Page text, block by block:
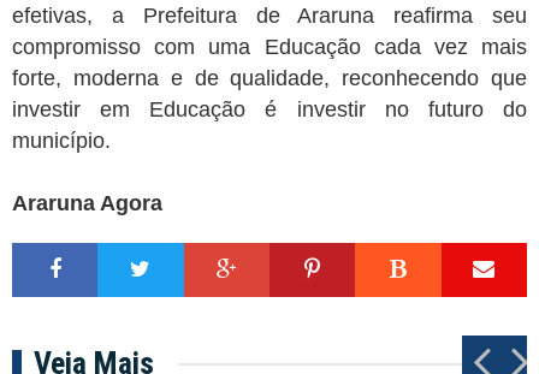
efetivas, a Prefeitura de Araruna reafirma seu
compromisso com uma Educação cada vez mais
forte, moderna e de qualidade, reconhecendo que
investir em Educação é investir no futuro do
município.
Araruna Agora
Veja Mais